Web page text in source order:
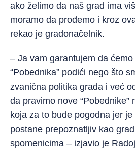
ako želimo da naš grad ima
moramo da prođemo i kroz
rekao je gradonačelnik.
– Ja vam garantujem da
“Pobednika” podići nego što
zvanična politika grada i već
da pravimo nove “Pobednike”
koja za to bude pogodna jer
postane prepoznatljiv kao
spomenicima – izjavio je